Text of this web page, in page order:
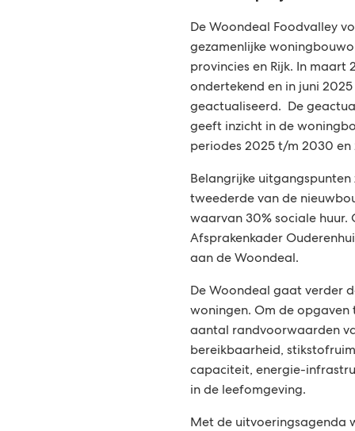
g
s
i
n
f
o
r
m
a
t
i
e
De Woondeal Foodvalley
gezamenlijke
provincies en Rijk. In maart
ondertekend en in juni
geactualiseerd. De
geeft inzicht in de
periodes 2025 t/m 2030
Belangrijke
tweederde van de
waarvan 30% sociale huur.
Afsprakenkader
aan de Woondeal.
De Woondeal gaat verder
woningen. Om de opgaven
aantal randvoorwaarden
bereikbaarheid,
capaciteit, energie-
in de leefomgeving.
Met de uitvoeringsagenda